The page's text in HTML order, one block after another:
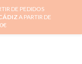
DE PEDIDOS
A PARTIR DE